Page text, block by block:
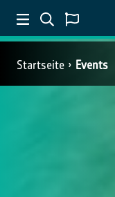
Startseite Events